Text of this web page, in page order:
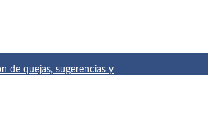
de quejas, sugerencias y